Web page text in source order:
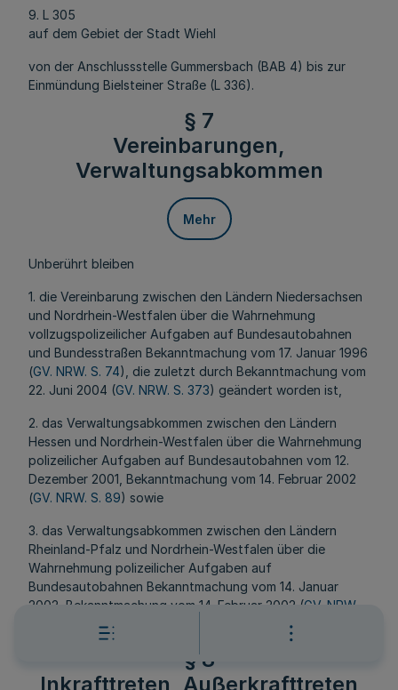
9. L 305
auf dem Gebiet der Stadt Wiehl
von der Anschlussstelle Gummersbach (BAB 4) bis zur
Einmündung Bielsteiner Straße (L 336).
§ 7
Vereinbarungen,
Verwaltungsabkommen
Mehr
Unberührt bleiben
1. die Vereinbarung zwischen den Ländern Niedersachsen
und Nordrhein-Westfalen über die Wahrnehmung
vollzugspolizeilicher Aufgaben auf Bundesautobahnen
und Bundesstraßen Bekanntmachung vom 17. Januar 1996
(GV. NRW. S. 74), die zuletzt durch Bekanntmachung vom
22. Juni 2004 (GV. NRW. S. 373) geändert worden ist,
2. das Verwaltungsabkommen zwischen den Ländern
Hessen und Nordrhein-Westfalen über die Wahrnehmung
polizeilicher Aufgaben auf Bundesautobahnen vom 12.
Dezember 2001, Bekanntmachung vom 14. Februar 2002
(GV. NRW. S. 89) sowie
3. das Verwaltungsabkommen zwischen den Ländern
Rheinland-Pfalz und Nordrhein-Westfalen über die
Wahrnehmung polizeilicher Aufgaben auf
Bundesautobahnen Bekanntmachung vom 14. Januar
2002, Bekanntmachung vom 14. Februar 2002 (GV. NRW.
§ 8
Inkrafttreten, Außerkrafttreten